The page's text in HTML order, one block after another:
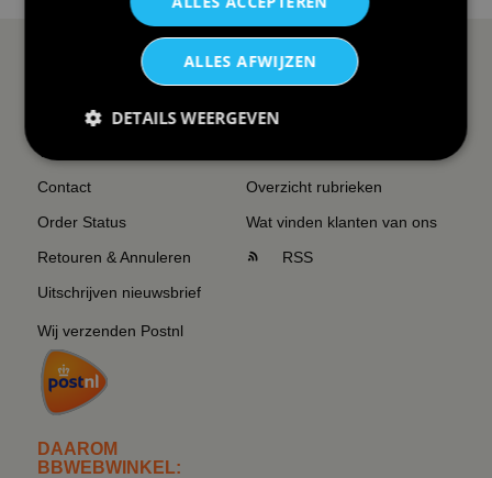
SERVICE EN INFO
Reviews
Veel gestelde vragen
Contact
Order Status
Retouren & Annuleren
Uitschrijven nieuwsbrief
Wij verzenden Postnl
DAAROM
BBWEBWINKEL:
OVERZICHT
Sitemapping
Overzicht rubrieken
Wat vinden klanten van ons
RSS
ALLES AFWIJZEN
DETAILS WEERGEVEN